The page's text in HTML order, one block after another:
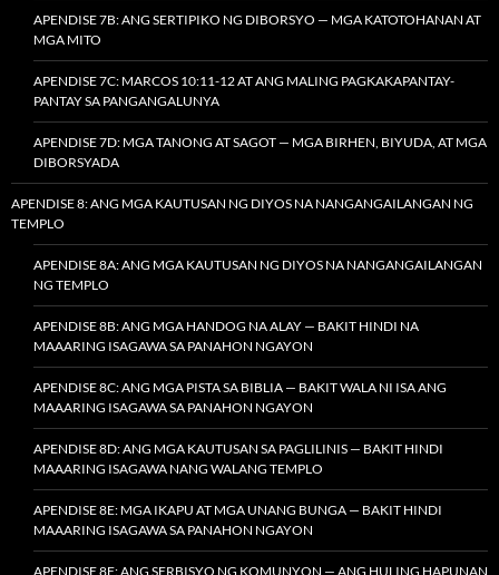
APENDISE 7B: ANG SERTIPIKO NG DIBORSYO — MGA KATOTOHANAN AT
MGA MITO
APENDISE 7C: MARCOS 10:11-12 AT ANG MALING PAGKAKAPANTAY-
PANTAY SA PANGANGALUNYA
APENDISE 7D: MGA TANONG AT SAGOT — MGA BIRHEN, BIYUDA, AT MGA
DIBORSYADA
APENDISE 8: ANG MGA KAUTUSAN NG DIYOS NA NANGANGAILANGAN NG
TEMPLO
APENDISE 8A: ANG MGA KAUTUSAN NG DIYOS NA NANGANGAILANGAN
NG TEMPLO
APENDISE 8B: ANG MGA HANDOG NA ALAY — BAKIT HINDI NA
MAAARING ISAGAWA SA PANAHON NGAYON
APENDISE 8C: ANG MGA PISTA SA BIBLIA — BAKIT WALA NI ISA ANG
MAAARING ISAGAWA SA PANAHON NGAYON
APENDISE 8D: ANG MGA KAUTUSAN SA PAGLILINIS — BAKIT HINDI
MAAARING ISAGAWA NANG WALANG TEMPLO
APENDISE 8E: MGA IKAPU AT MGA UNANG BUNGA — BAKIT HINDI
MAAARING ISAGAWA SA PANAHON NGAYON
APENDISE 8F: ANG SERBISYO NG KOMUNYON — ANG HULING HAPUNAN